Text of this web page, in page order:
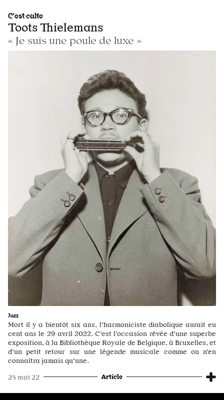
C'est culte
Toots Thielemans
« Je suis une poule de luxe »
Jazz
Mort il y a bientôt six ans, l’harmoniciste diabolique aurait eu
cent ans le 29 avril 2022. C’est l’occasion rêvée d’une superbe
exposition, à la Bibliothèque Royale de Belgique, à Bruxelles, et
d’un petit retour sur une légende musicale comme on n’en
connaîtra jamais qu’une.
24 mai 22 Article